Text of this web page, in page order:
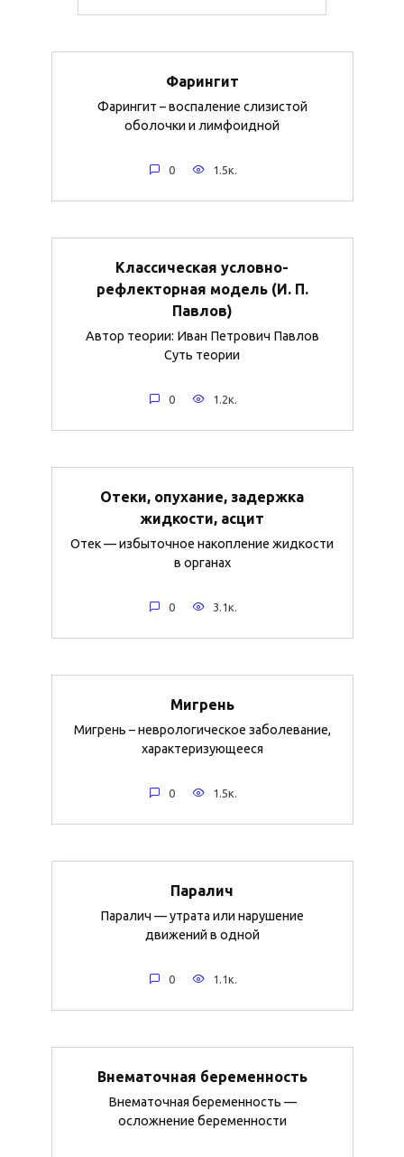
Фарингит
Фарингит – воспаление слизистой
оболочки и лимфоидной
0 1.5к.
Классическая условно-
рефлекторная модель (И. П.
Павлов)
Автор теории: Иван Петрович Павлов
Суть теории
0 1.2к.
Отеки, опухание, задержка
жидкости, асцит
Отек — избыточное накопление жидкости
в органах
0 3.1к.
Мигрень
Мигрень – неврологическое заболевание,
характеризующееся
0 1.5к.
Паралич
Паралич — утрата или нарушение
движений в одной
0 1.1к.
Внематочная беременность
Внематочная беременность —
осложнение беременности